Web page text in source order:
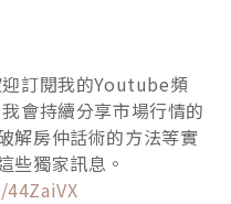
訂閱我的Youtube頻
會持續分享市場行情的
解房仲話術的方法等實
些獨家訊息。